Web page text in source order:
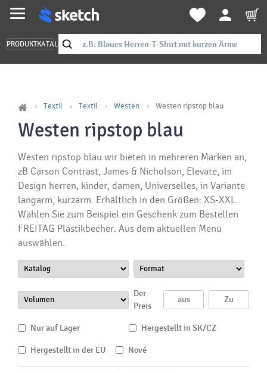
PRODUKTKATALOG
Textil Textil Westen Westen ripstop blau
Westen ripstop blau
Westen ripstop blau wir bieten in mehreren Marken an,
zB Carson Contrast, James & Nicholson, Elevate, im
Design herren, kinder, damen, Universelles, in Variante
langarm, kurzarm. Erhältlich in den Größen: XS-XXL.
Wählen Sie zum Beispiel ein Geschenk zum Bestellen
FREITAG Plastikbecher. Aus dem aktuellen Menü
auswählen.
Der
Preis
Nur auf Lager Hergestellt in SK/CZ
Hergestellt in der EU Nové